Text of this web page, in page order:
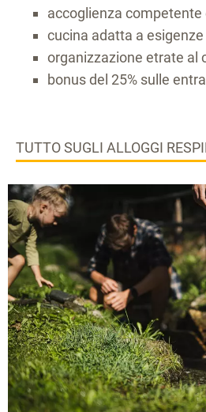
accoglienza competente
cucina adatta a
organizzazione etrate al
bonus del 25% sulle
TUTTO SUGLI ALLOGGI